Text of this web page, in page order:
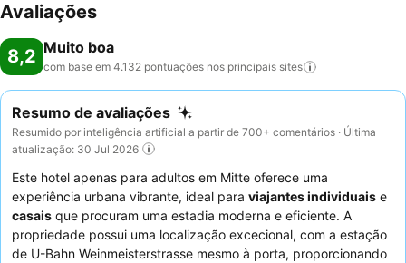
Avaliações
8,2 Muito boa
com base em 4.132 pontuações nos principais sites
Resumo de avaliações
Resumido por inteligência artificial a partir de 700+ comentários · Última
atualização: 30 Jul 2026
Este hotel apenas para adultos em Mitte oferece uma
experiência urbana vibrante, ideal para viajantes individuais e
casais que procuram uma estadia moderna e eficiente. A
propriedade possui uma localização excecional, com a estação
de U-Bahn Weinmeisterstrasse mesmo à porta, proporcionando